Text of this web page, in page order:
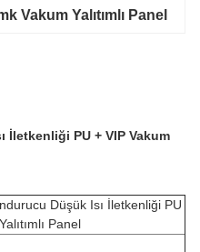
Vakum Yalıtımlı Panel
İletkenliği PU + VIP Vakum
Düşük Isı İletkenliği PU
Panel